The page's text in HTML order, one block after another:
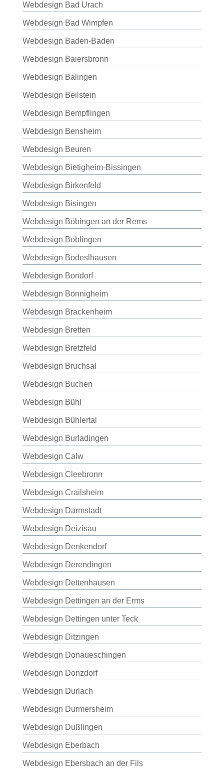
Webdesign Bad Urach
Webdesign Bad Wimpfen
Webdesign Baden-Baden
Webdesign Baiersbronn
Webdesign Balingen
Webdesign Beilstein
Webdesign Bempflingen
Webdesign Bensheim
Webdesign Beuren
Webdesign Bietigheim-Bissingen
Webdesign Birkenfeld
Webdesign Bisingen
Webdesign Böbingen an der Rems
Webdesign Böblingen
Webdesign Bodeslhausen
Webdesign Bondorf
Webdesign Bönnigheim
Webdesign Brackenheim
Webdesign Bretten
Webdesign Bretzfeld
Webdesign Bruchsal
Webdesign Buchen
Webdesign Bühl
Webdesign Bühlertal
Webdesign Burladingen
Webdesign Calw
Webdesign Cleebronn
Webdesign Crailsheim
Webdesign Darmstadt
Webdesign Deizisau
Webdesign Denkendorf
Webdesign Derendingen
Webdesign Dettenhausen
Webdesign Dettingen an der Erms
Webdesign Dettingen unter Teck
Webdesign Ditzingen
Webdesign Donaueschingen
Webdesign Donzdorf
Webdesign Durlach
Webdesign Durmersheim
Webdesign Dußlingen
Webdesign Eberbach
Webdesign Ebersbach an der Fils